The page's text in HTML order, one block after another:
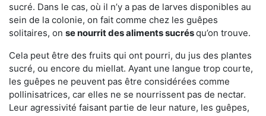
sucré. Dans le cas, où il n’y a pas de larves disponibles au
sein de la colonie, on fait comme chez les guêpes
solitaires, on se nourrit des aliments sucrésqu’on trouve.
Cela peut être des fruits qui ont pourri, du jus des plantes
sucré, ou encore du miellat. Ayant une langue trop courte,
les guêpes ne peuvent pas être considérées comme
pollinisatrices, car elles ne se nourrissent pas de nectar.
Leur agressivité faisant partie de leur nature, les guêpes,